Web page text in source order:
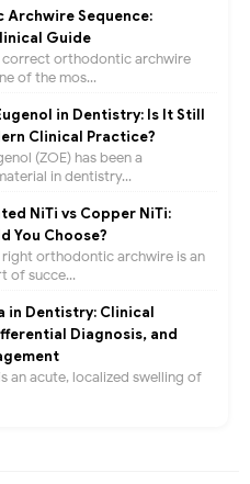
Sequence:
Guide
correct orthodontic archwire
of the mos...
in Dentistry: Is It Still
Clinical Practice?
(ZOE) has been a
in dentistry...
NiTi vs Copper NiTi:
You Choose?
orthodontic archwire is an
of succe...
in Dentistry: Clinical
Diagnosis, and
an acute, localized swelling of